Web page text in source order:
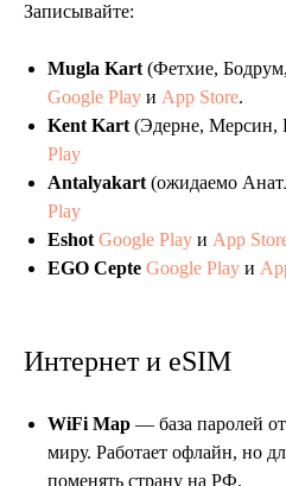
Записывайте:
Mugla Kart (Фетхие,
Google Play и App Store.
Kent Kart (Эдерне, Мерсин,
Play
Antalyakart (ожидаемо
Play
Eshot Google Play и App
EGO Cepte Google Play и
Интернет и eSIM
WiFi Map — база паролей
миру. Работает офлайн, но
поменять страну на РФ.